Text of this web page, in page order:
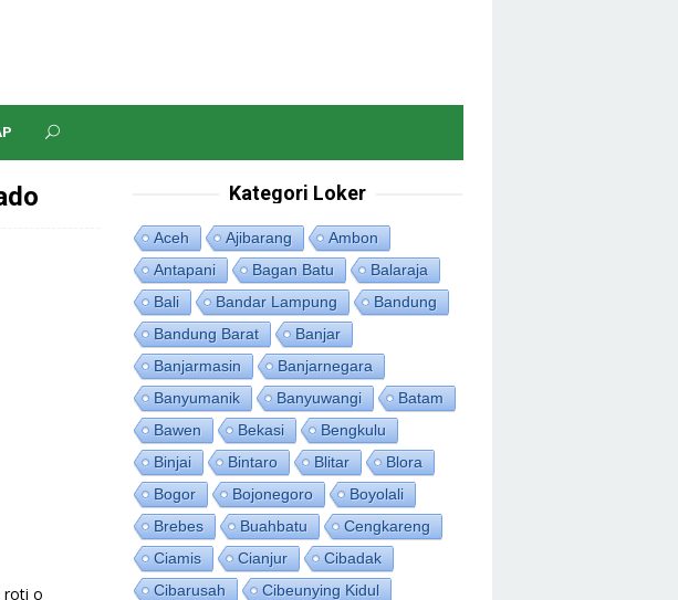
roti o
Kategori Loker
Aceh Ajibarang
Ambon
Antapani
Bagan Batu
Balaraja
Bali
Bandar Lampung
Bandung
Bandung Barat
Banjar
Banjarmasin
Banjarnegara
Banyumanik
Banyuwangi
Batam
Bawen
Bekasi
Bengkulu
Binjai
Bintaro Blitar
Blora
Bogor
Bojonegoro
Boyolali
Brebes
Buahbatu
Cengkareng
Ciamis
Cianjur
Cibadak
Cibarusah
Cibeunying Kidul